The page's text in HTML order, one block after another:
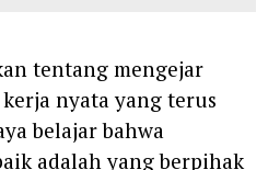
tentang mengejar
nyata yang terus
belajar bahwa
adalah yang berpihak